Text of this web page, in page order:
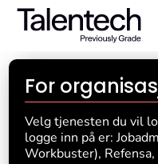
For
Velg tjenesten du vil
logge inn på er:
Workbuster),